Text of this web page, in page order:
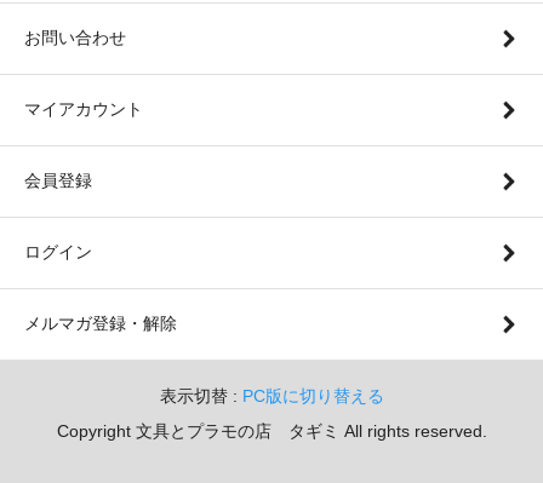
お問い合わせ
マイアカウント
会員登録
ログイン
メルマガ登録・解除
表示切替 : PC版に切り替える
Copyright 文具とプラモの店 タギミ All rights reserved.